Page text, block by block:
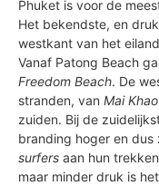
Phuket is voor de
Het bekendste, en
westkant van het
Vanaf Patong Beach
Freedom Beach. De
stranden, van Mai Khao
zuiden. Bij de
branding hoger en
surfers aan hun
maar minder druk is